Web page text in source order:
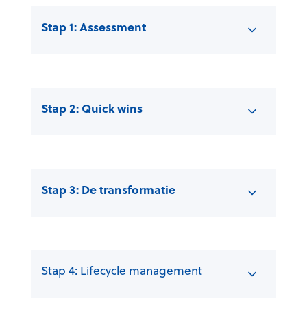
Stap 1: Assessment
Stap 2: Quick wins
Stap 3: De transformatie
Stap 4: Lifecycle management